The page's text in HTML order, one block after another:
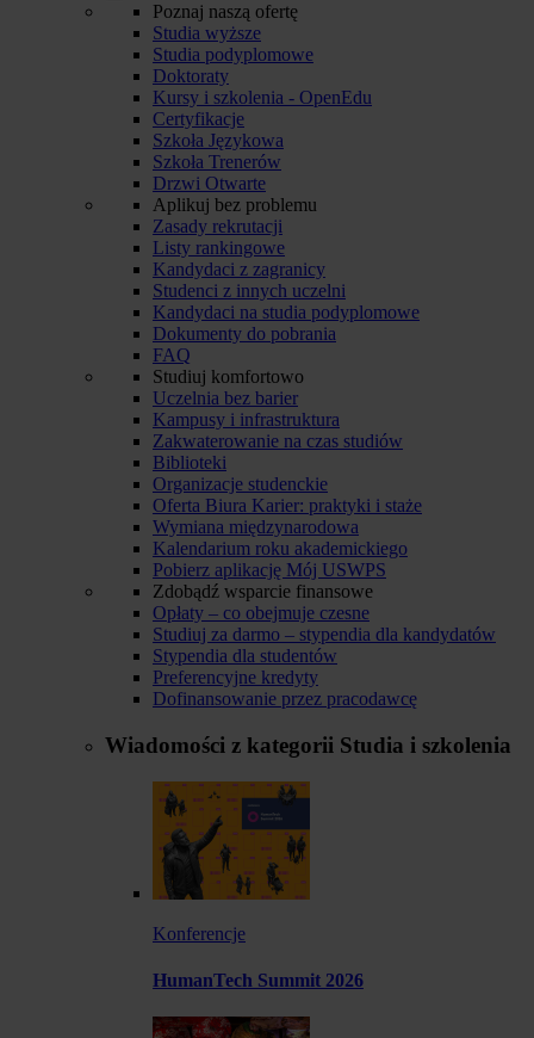
Poznaj naszą ofertę
Studia wyższe
Studia podyplomowe
Doktoraty
Kursy i szkolenia - OpenEdu
Certyfikacje
Szkoła Językowa
Szkoła Trenerów
Drzwi Otwarte
Aplikuj bez problemu
Zasady rekrutacji
Listy rankingowe
Kandydaci z zagranicy
Studenci z innych uczelni
Kandydaci na studia podyplomowe
Dokumenty do pobrania
FAQ
Studiuj komfortowo
Uczelnia bez barier
Kampusy i infrastruktura
Zakwaterowanie na czas studiów
Biblioteki
Organizacje studenckie
Oferta Biura Karier: praktyki i staże
Wymiana międzynarodowa
Kalendarium roku akademickiego
Pobierz aplikację Mój USWPS
Zdobądź wsparcie finansowe
Opłaty – co obejmuje czesne
Studiuj za darmo – stypendia dla kandydatów
Stypendia dla studentów
Preferencyjne kredyty
Dofinansowanie przez pracodawcę
Wiadomości z kategorii Studia i szkolenia
Konferencje
HumanTech Summit 2026